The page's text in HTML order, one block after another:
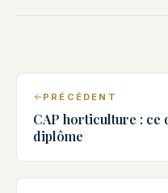
PRÉCÉDENT
CAP horticulture : ce
diplôme